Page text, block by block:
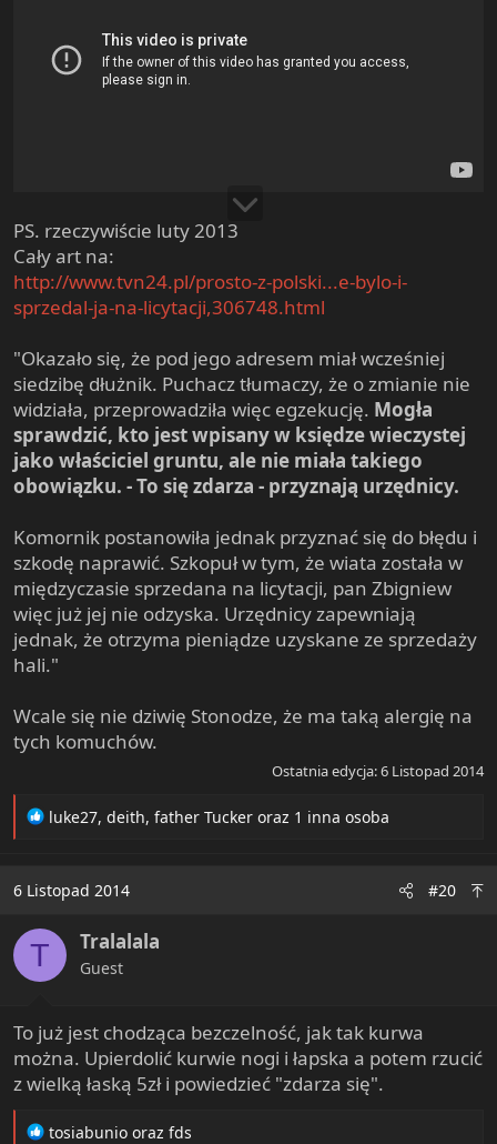
PS. rzeczywiście luty 2013
Cały art na:
http://www.tvn24.pl/prosto-z-polski...e-bylo-i-
sprzedal-ja-na-licytacji,306748.html
"Okazało się, że pod jego adresem miał wcześniej
siedzibę dłużnik. Puchacz tłumaczy, że o zmianie nie
widziała, przeprowadziła więc egzekucję. Mogła
sprawdzić, kto jest wpisany w księdze wieczystej
jako właściciel gruntu, ale nie miała takiego
obowiązku. - To się zdarza - przyznają urzędnicy.
Komornik postanowiła jednak przyznać się do błędu i
szkodę naprawić. Szkopuł w tym, że wiata została w
międzyczasie sprzedana na licytacji, pan Zbigniew
więc już jej nie odzyska. Urzędnicy zapewniają
jednak, że otrzyma pieniądze uzyskane ze sprzedaży
hali."
Wcale się nie dziwię Stonodze, że ma taką alergię na
tych komuchów.
Ostatnia edycja:6 Listopad 2014
R
t
o
s
luke27, deith, father Tucker oraz 1 inna osoba
6 Listopad 2014 #20
T Tralalala
Guest
To już jest chodząca bezczelność, jak tak kurwa
można. Upierdolić kurwie nogi i łapska a potem rzucić
z wielką łaską 5zł i powiedzieć "zdarza się".
R
tosiabunio oraz fds